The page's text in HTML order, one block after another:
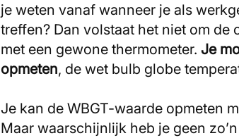
je weten vanaf wanneer je als
treffen? Dan volstaat het niet om de
met een gewone thermometer. Je
opmeten, de wet bulb globe
Je kan de WBGT-waarde opmeten
Maar waarschijnlijk heb je geen